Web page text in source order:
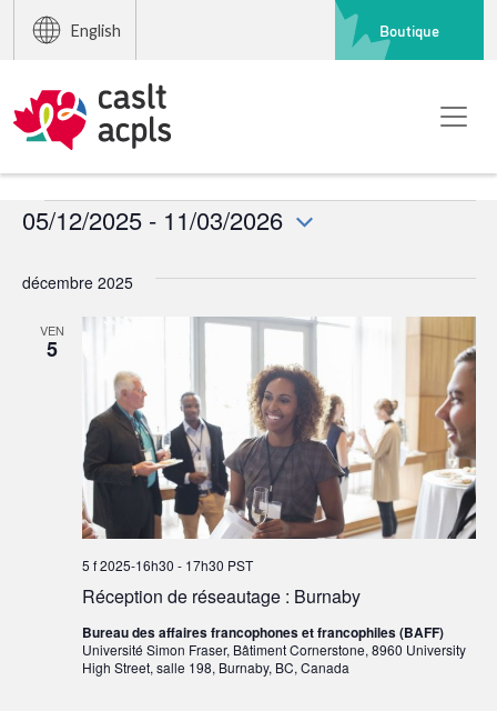
English Boutique
Événements
05/12/2025 - 11/03/2026
une
décembre 2025
VEN
5
Réception de réseautage : Burnaby
5 f 2025-16h30 - 17h30 PST
Bureau des affaires francophones et francophiles (BAFF)
Université Simon Fraser, Bâtiment Cornerstone, 8960 University
High Street, salle 198, Burnaby, BC, Canada